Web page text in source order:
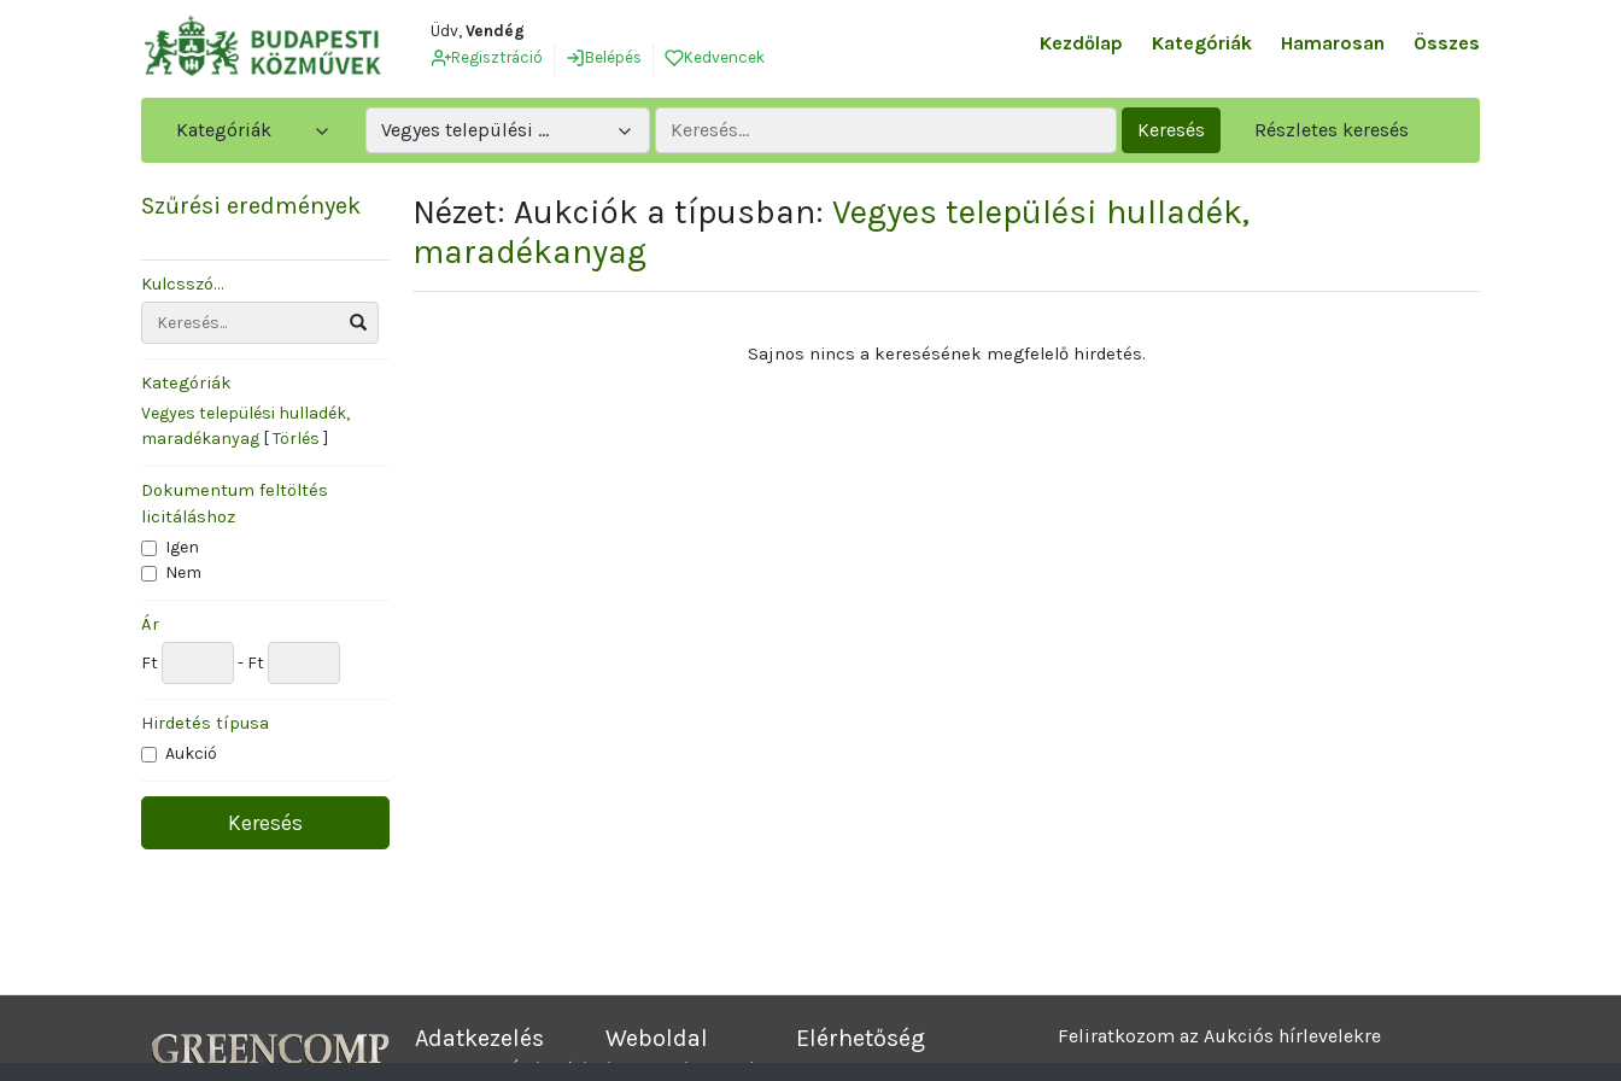
Üdv, Vendég
Regisztráció
Belépés Kedvencek
Kezdőlap Kategóriák Hamarosan Összes
Kategóriák Vegyes települési ... Keresés Részletes keresés
Szűrési eredmények
Kulcsszó...
Kategóriák
Vegyes települési hulladék,
maradékanyag [Törlés ]
Dokumentum feltöltés
licitáláshoz
Igen
Nem
Ár
Ft - Ft
Hirdetés típusa
Aukció
Nézet: Aukciók a típusban: Vegyes települési hulladék,
maradékanyag
Sajnos nincs a keresésének megfelelő hirdetés.
Adatkezelés Weboldal Elérhetőség
Complex Értékesítési és Beszerzési Aukciós rendszer.
Feliratkozom az Aukciós hírlevelekre